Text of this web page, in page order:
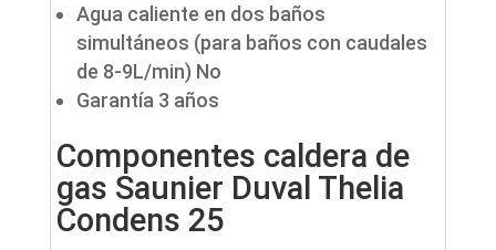
Agua caliente en dos baños
simultáneos (para baños con caudales
de 8-9L/min) No
Garantía 3 años
Componentes caldera de
gas Saunier Duval Thelia
Condens 25